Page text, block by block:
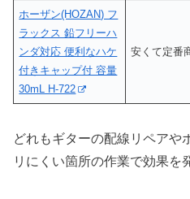
ホーザン(HOZAN) フ
ラックス 鉛フリーハ
ンダ対応 便利なハケ
付きキャップ付 容量
30mL H-722
安くて定番
どれもギターの配線リペアや
リにくい箇所の作業で効果を